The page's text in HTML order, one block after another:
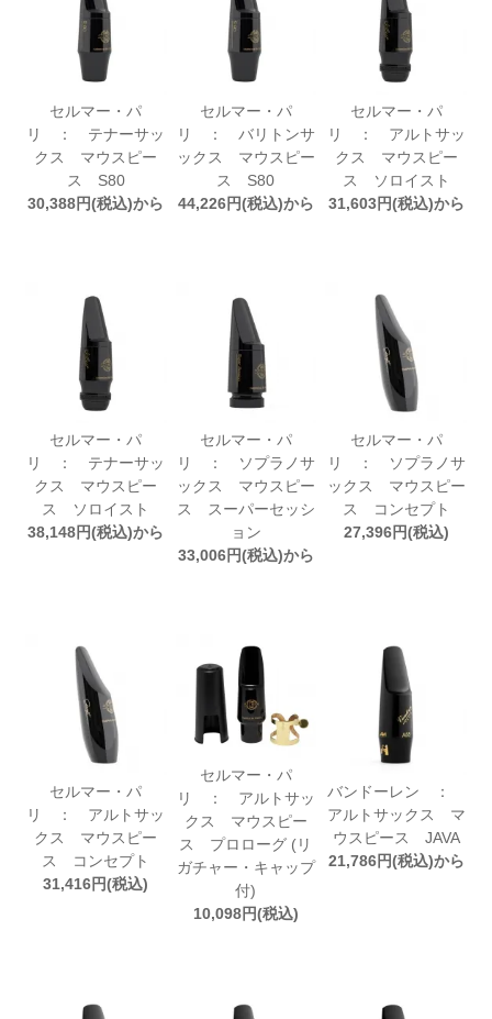
セルマー・パ
リ ： テナーサッ
クス マウスピー
ス S80
30,388円(税込)から
セルマー・パ
リ ： バリトンサ
ックス マウスピー
ス S80
44,226円(税込)から
セルマー・パ
リ ： アルトサッ
クス マウスピー
ス ソロイスト
31,603円(税込)から
セルマー・パ
リ ： テナーサッ
クス マウスピー
ス ソロイスト
38,148円(税込)から
セルマー・パ
リ ： ソプラノサ
ックス マウスピー
ス スーパーセッシ
ョン
33,006円(税込)から
セルマー・パ
リ ： ソプラノサ
ックス マウスピー
ス コンセプト
27,396円(税込)
セルマー・パ
リ ： アルトサッ
クス マウスピー
ス コンセプト
31,416円(税込)
セルマー・パ
リ ： アルトサッ
クス マウスピー
ス プロローグ (リ
ガチャー・キャップ
付)
10,098円(税込)
バンドーレン ：
アルトサックス マ
ウスピース JAVA
21,786円(税込)から